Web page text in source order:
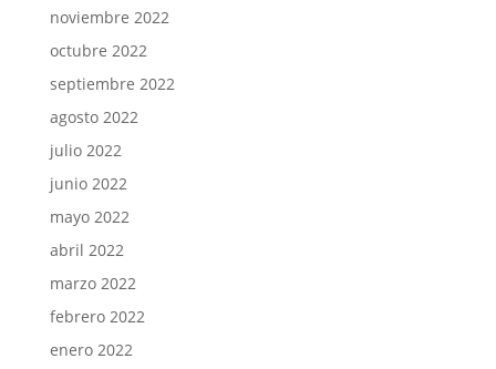
noviembre 2022
octubre 2022
septiembre 2022
agosto 2022
julio 2022
junio 2022
mayo 2022
abril 2022
marzo 2022
febrero 2022
enero 2022